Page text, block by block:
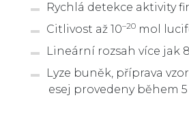
Rychlá detekce aktivity
Citlivost až 10–20mol
Lineární rozsah více jak
Lyze buněk, příprava
esej provedeny během